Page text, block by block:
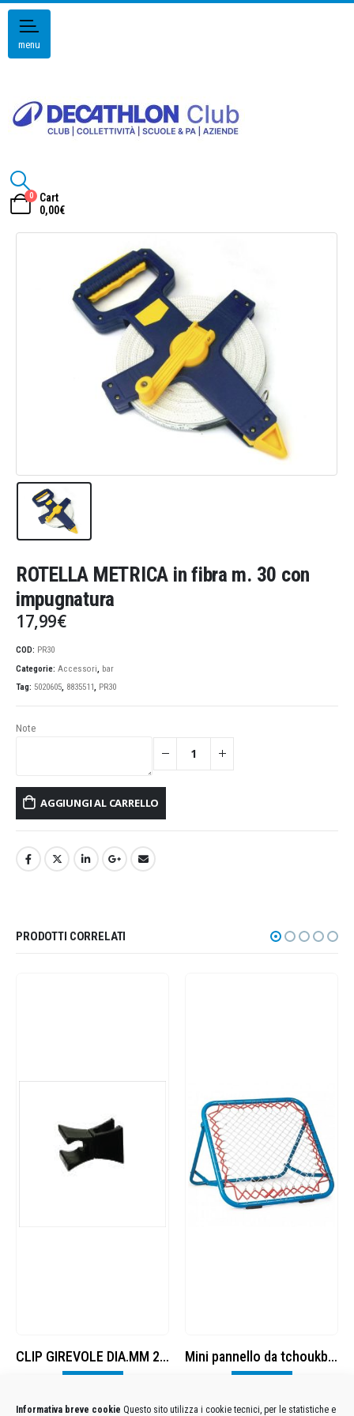
Informativa breve cookie Questo sito utilizza i cookie tecnici, per le statistiche e
menu
0
Cart
0,00€
ROTELLA METRICA in fibra m. 30 con
impugnatura
17,99€
COD: PR30
Categorie: Accessori
bar
Tag: 5020605, 8835511, PR30
Note
AGGIUNGI AL CARRELLO
PRODOTTI CORRELATI
CLIP GIREVOLE DIA.MM 25 NYLON Mini pannello da tchoukball